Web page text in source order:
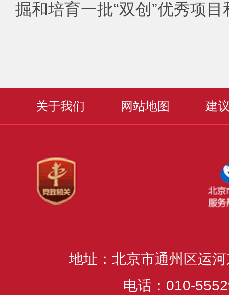
掘和培育一批“双创”优秀项
关于我们 网站地图 建
地址：北京市通州区运
电话：010-